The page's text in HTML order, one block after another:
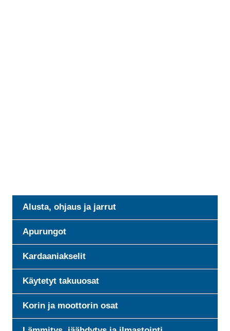
Alusta, ohjaus ja jarrut
Apurungot
Kardaaniakselit
Käytetyt takuuosat
Korin ja moottorin osat